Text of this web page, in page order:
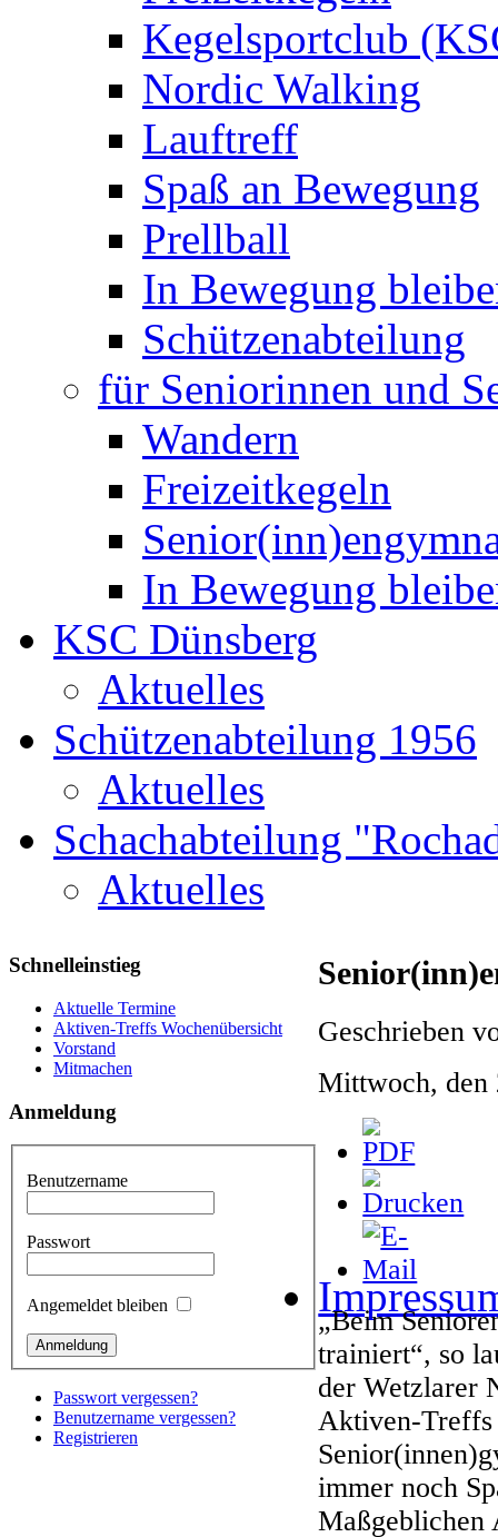
Kegelsportclub
Nordic Walking
Lauftreff
Spaß an Bewegung
Prellball
In Bewegung
Schützenabteilung
für Seniorinnen und
Wandern
Freizeitkegeln
In Bewegung
KSC Dünsberg
Aktuelles
Schützenabteilung 1956
Aktuelles
Schachabteilung
Aktuelles
Geschrieben
Mittwoch, den
„Beim
trainiert“, so
der Wetzlarer
Aktiven-Treffs
immer noch
Maßgeblichen
Schnelleinstieg
Aktuelle Termine
Aktiven-Treffs Wochenübersicht
Vorstand
Mitmachen
Anmeldung
Benutzername
Passwort
Angemeldet bleiben
Passwort vergessen?
Benutzername vergessen?
Registrieren